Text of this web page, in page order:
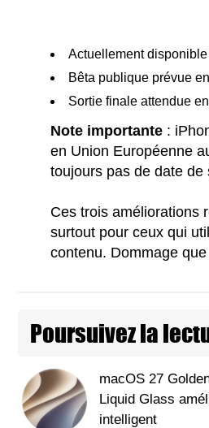
Actuellement
Bêta publique prévue
Sortie finale attendue
Note importante :
en Union Européenne
toujours pas de date
Ces trois améliorations
surtout pour ceux qui
contenu. Dommage
Poursuivez la
macOS 27
Liquid Glass
intelligent